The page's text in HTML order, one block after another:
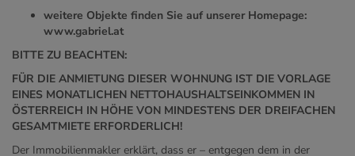
weitere Objekte finden Sie auf unserer Homepage:
www.gabriel.at
BITTE ZU BEACHTEN:
FÜR DIE ANMIETUNG DIESER WOHNUNG IST DIE VORLAGE
EINES MONATLICHEN NETTOHAUSHALTSEINKOMMEN IN
ÖSTERREICH IN HÖHE VON MINDESTENS DER DREIFACHEN
GESAMTMIETE ERFORDERLICH!
Der Immobilienmakler erklärt, dass er – entgegen dem in der